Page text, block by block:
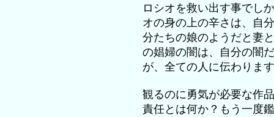
ロシオを救い出す事でし
オの身の上の辛さは、自
分たちの娘のようだと妻
の娼婦の闇は、自分の闇
が、全ての人に伝わりま
観るのに勇気が必要な作
責任とは何か？もう一度